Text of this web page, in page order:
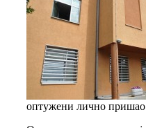
оптужени лично пришао